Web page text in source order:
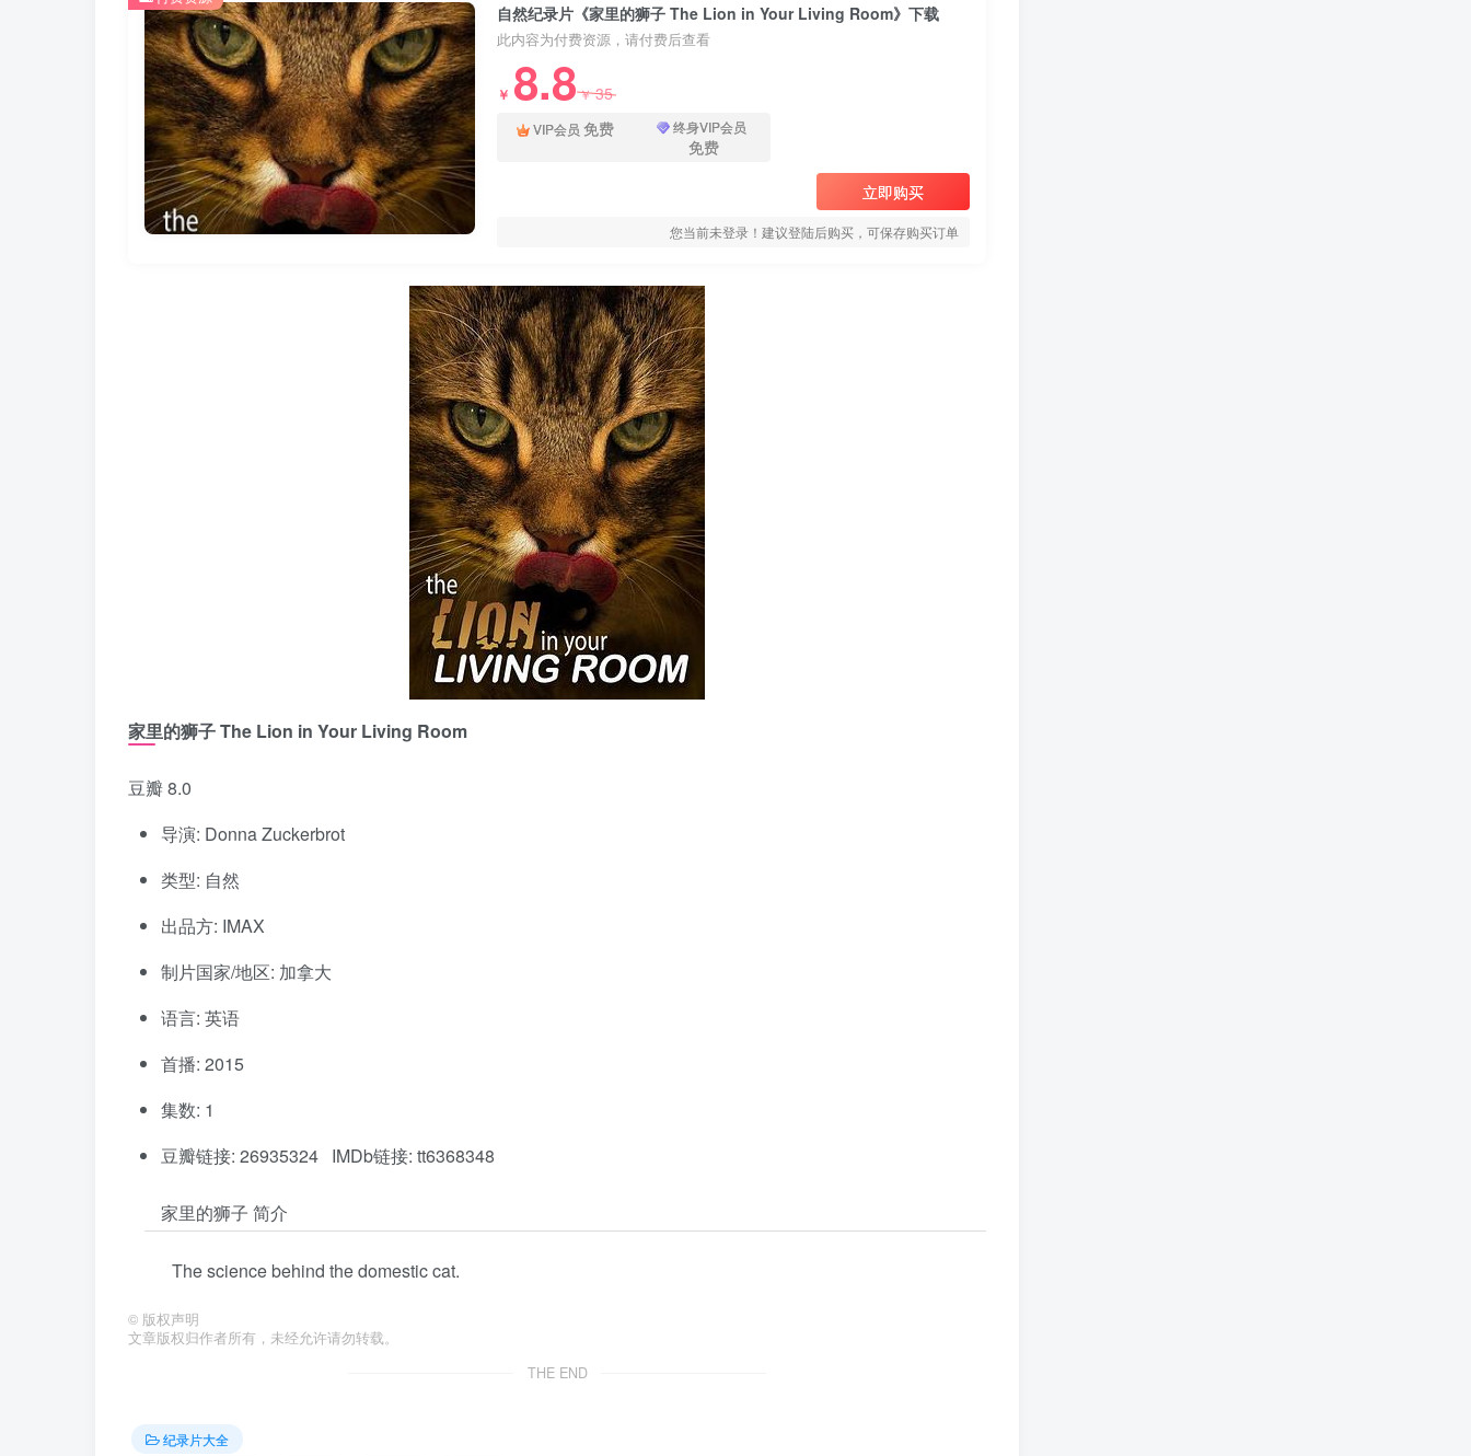
自然纪录片《家里的狮子 The Lion in Your Living Room》下载
此内容为付费资源，请付费后查看
￥ 8.8￥35
VIP会员 免费 终身VIP会员
免费
立即购买
您当前未登录！建议登陆后购买，可保存购买订单
家里的狮子 The Lion in Your Living Room
豆瓣 8.0
导演: Donna Zuckerbrot
类型: 自然
出品方: IMAX
制片国家/地区: 加拿大
语言: 英语
首播: 2015
集数: 1
豆瓣链接: 26935324 IMDb链接: tt6368348
家里的狮子 简介
The science behind the domestic cat.
© 版权声明
文章版权归作者所有，未经允许请勿转载。
THE END
纪录片大全